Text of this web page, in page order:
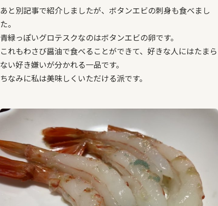
あと別記事で紹介しましたが、ボタンエビの刺身も食べまし
た。
青緑っぽいグロテスクなのはボタンエビの卵です。
これもわさび醤油で食べることができて、好きな人にはたまら
ない好き嫌いが分かれる一品です。
ちなみに私は美味しくいただける派です。